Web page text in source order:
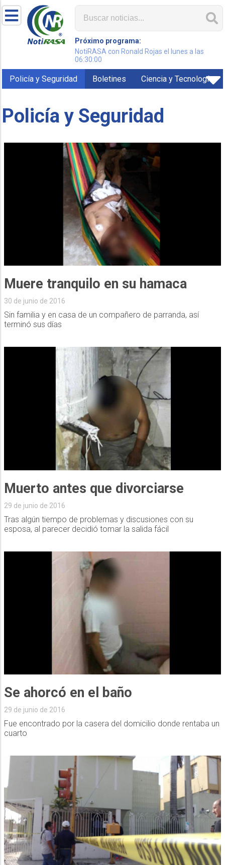
Próximo programa:
NotiRASA con Ronald Rojas el lunes a las
06:30:00
Policía y Seguridad Boletines Ciencia y Tecnología
Policía y Seguridad
Muere tranquilo en su hamaca
30 de junio de 2016
Sin familia y en casa de un compañero de parranda, así
terminó sus días
Muerto antes que divorciarse
29 de junio de 2016
Tras algún tiempo de problemas y discusiones con su
esposa, al parecer decidió tomar la salida fácil
Se ahorcó en el baño
29 de junio de 2016
Fue encontrado por la casera del domicilio donde rentaba un
cuarto